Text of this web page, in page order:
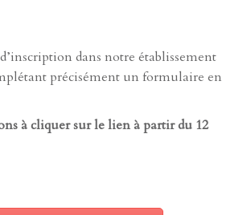
dans notre établissement
précisément un formulaire en
à cliquer sur le lien à partir du 12